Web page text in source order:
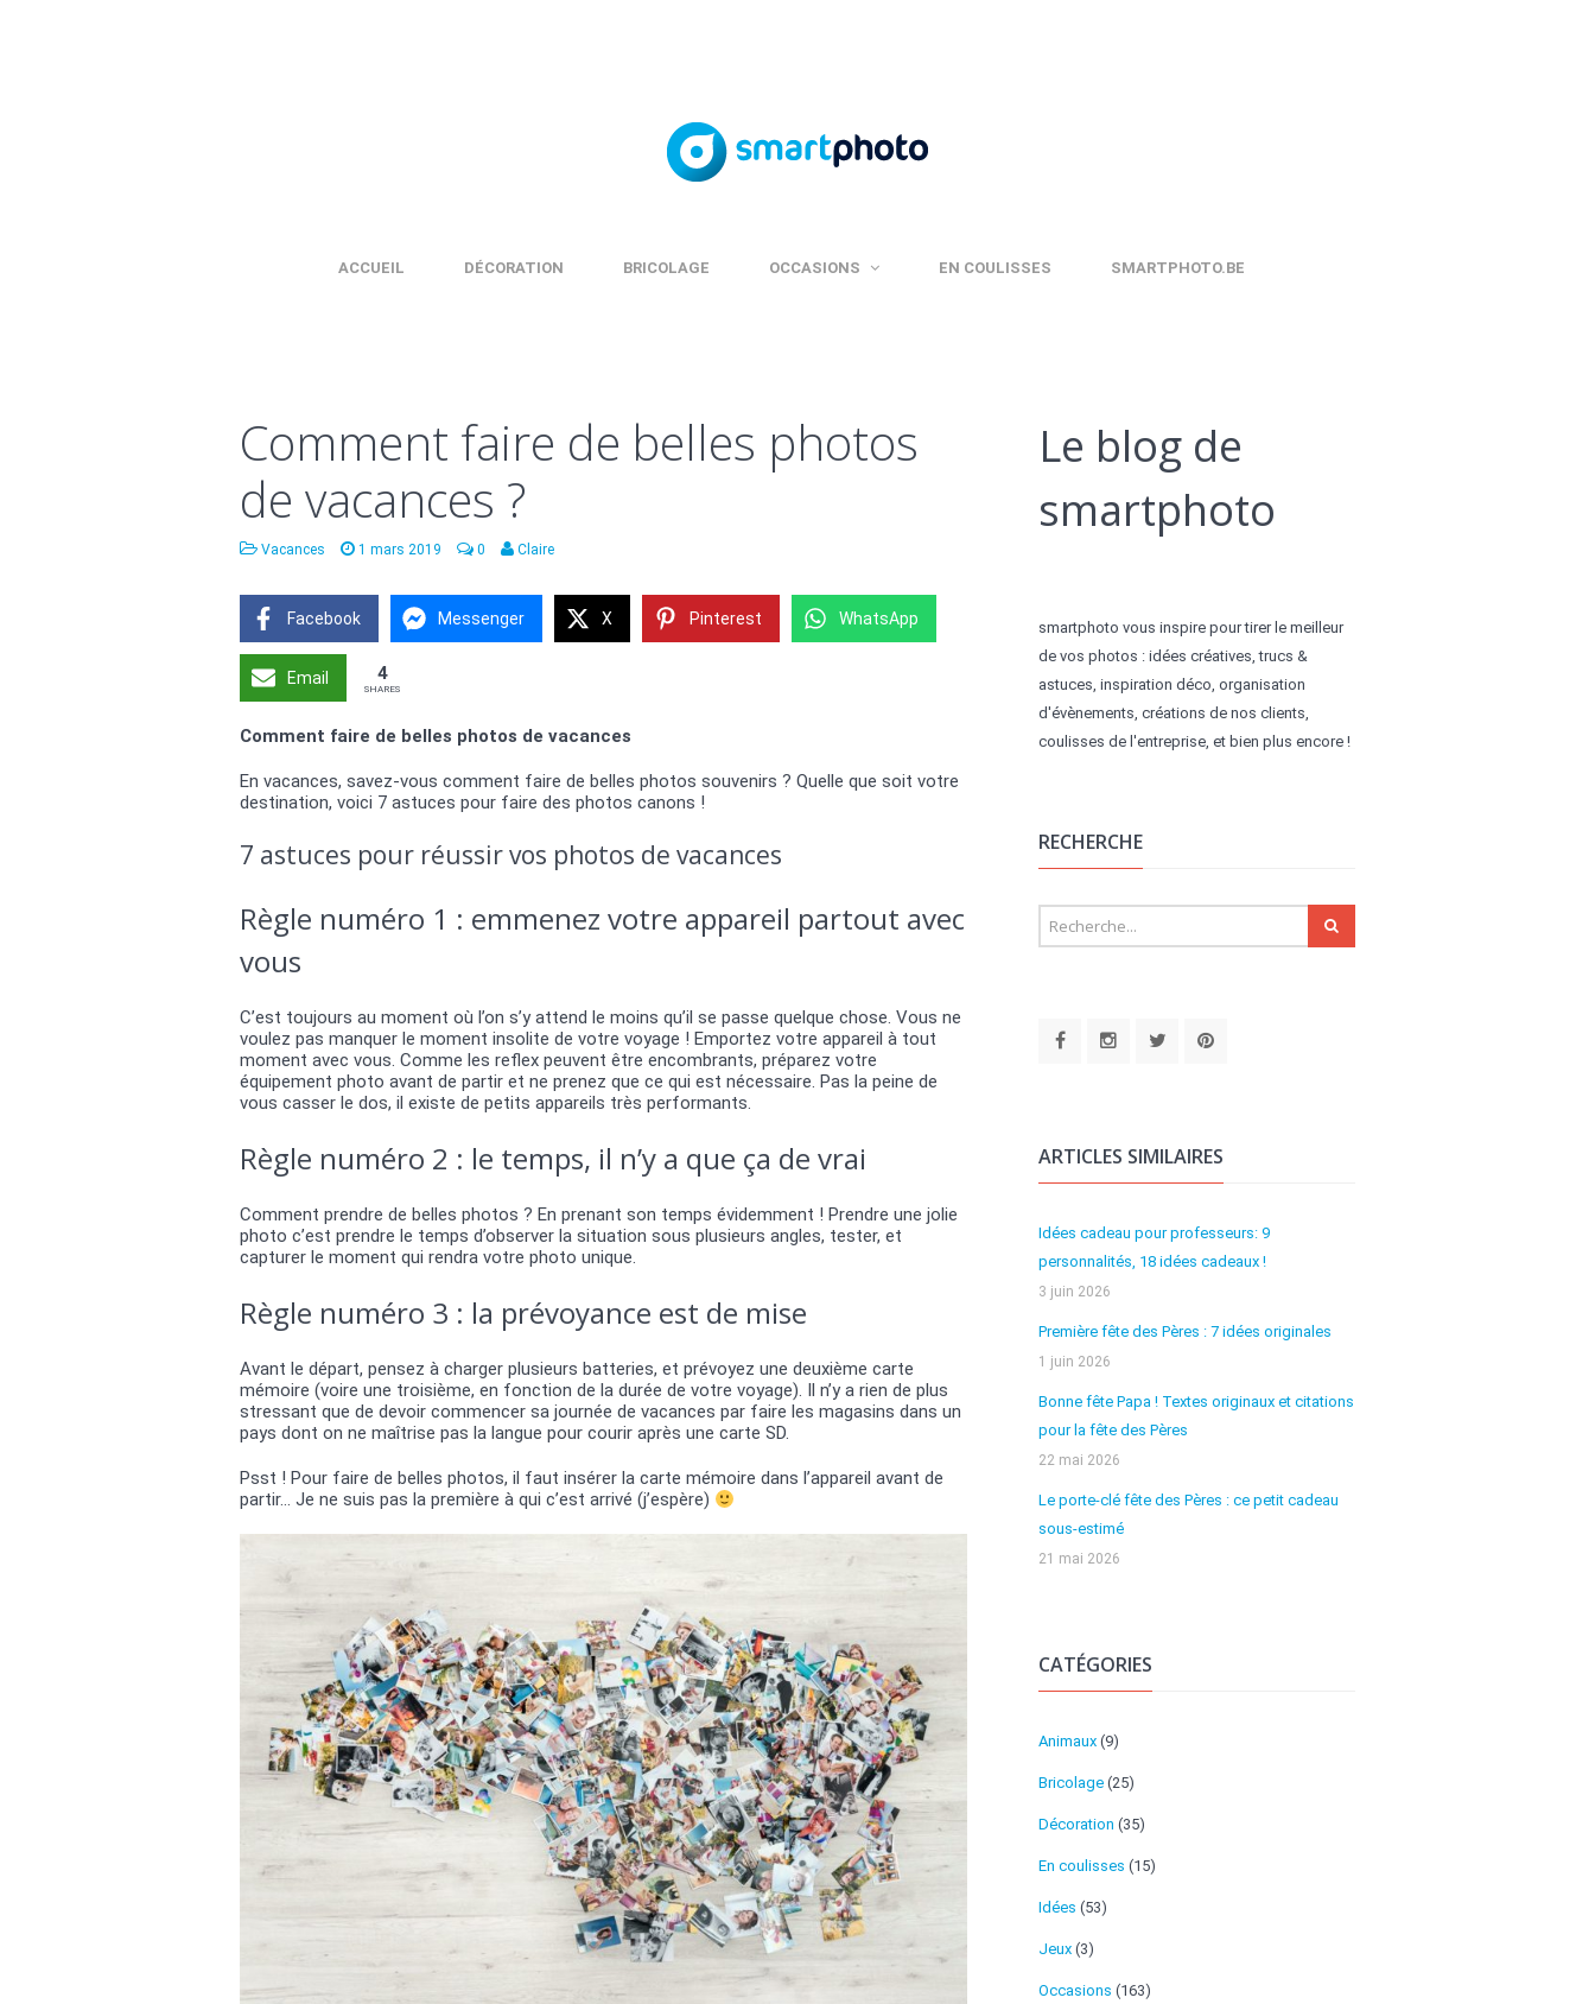
ACCUEIL DÉCORATION BRICOLAGE OCCASIONS EN COULISSES SMARTPHOTO.BE
Comment faire de belles photos
de vacances ?
Vacances 1 mars 2019 0 Claire
Facebook Messenger X Pinterest WhatsApp
Email 4
SHARES
Comment faire de belles photos de vacances
En vacances, savez-vous comment faire de belles photos souvenirs ? Quelle que soit votre
destination, voici 7 astuces pour faire des photos canons !
7 astuces pour réussir vos photos de vacances
Règle numéro 1 : emmenez votre appareil partout avec
vous
C’est toujours au moment où l’on s’y attend le moins qu’il se passe quelque chose. Vous ne
voulez pas manquer le moment insolite de votre voyage ! Emportez votre appareil à tout
moment avec vous. Comme les reflex peuvent être encombrants, préparez votre
équipement photo avant de partir et ne prenez que ce qui est nécessaire. Pas la peine de
vous casser le dos, il existe de petits appareils très performants.
Règle numéro 2 : le temps, il n’y a que ça de vrai
Comment prendre de belles photos ? En prenant son temps évidemment ! Prendre une jolie
photo c’est prendre le temps d’observer la situation sous plusieurs angles, tester, et
capturer le moment qui rendra votre photo unique.
Règle numéro 3 : la prévoyance est de mise
Avant le départ, pensez à charger plusieurs batteries, et prévoyez une deuxième carte
mémoire (voire une troisième, en fonction de la durée de votre voyage). Il n’y a rien de plus
stressant que de devoir commencer sa journée de vacances par faire les magasins dans un
pays dont on ne maîtrise pas la langue pour courir après une carte SD.
Psst ! Pour faire de belles photos, il faut insérer la carte mémoire dans l’appareil avant de
partir… Je ne suis pas la première à qui c’est arrivé (j’espère)
Le blog de
smartphoto
smartphoto vous inspire pour tirer le meilleur
de vos photos : idées créatives, trucs &
astuces, inspiration déco, organisation
d'évènements, créations de nos clients,
coulisses de l'entreprise, et bien plus encore !
RECHERCHE
ARTICLES SIMILAIRES
Idées cadeau pour professeurs: 9
personnalités, 18 idées cadeaux !
3 juin 2026
Première fête des Pères : 7 idées originales
1 juin 2026
Bonne fête Papa ! Textes originaux et citations
pour la fête des Pères
22 mai 2026
Le porte-clé fête des Pères : ce petit cadeau
sous-estimé
21 mai 2026
CATÉGORIES
Animaux (9)
Bricolage (25)
Décoration (35)
En coulisses (15)
Idées (53)
Jeux (3)
Occasions (163)